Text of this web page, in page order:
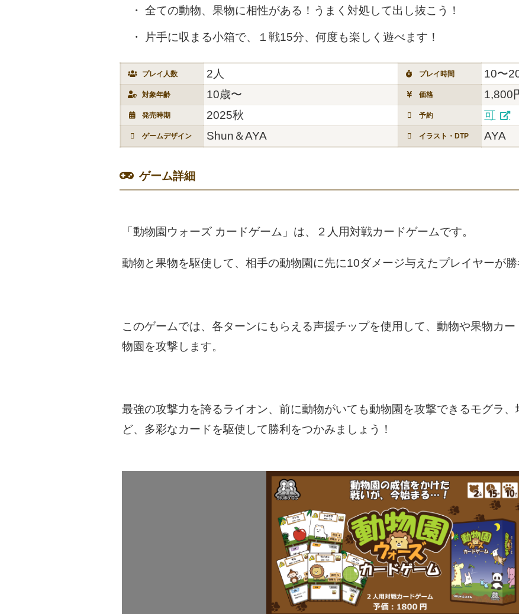
全ての動物、果物に相性がある！うまく対処して出し抜こう！
片手に収まる小箱で、１戦15分、何度も楽しく遊べます！
プレイ人数 2人 プレイ時間 10〜
対象年齢 10歳〜 価格 1,800
発売時期 2025秋 予約 可
ゲームデザイン Shun＆AYA イラスト・DTP AYA
ゲーム詳細
「動物園ウォーズ カードゲーム」は、２人用対戦カードゲームです。
動物と果物を駆使して、相手の動物園に先に10ダメージ与えたプレイヤーが勝
このゲームでは、各ターンにもらえる声援チップを使用して、動物や果物カ
物園を攻撃します。
最強の攻撃力を誇るライオン、前に動物がいても動物園を攻撃できるモグラ
ど、多彩なカードを駆使して勝利をつかみましょう！